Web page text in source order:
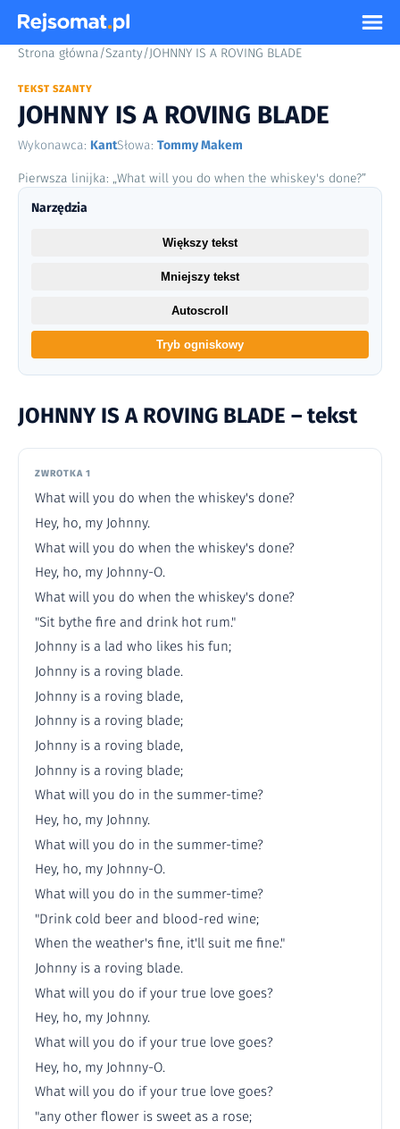
Strona główna/Szanty/JOHNNY IS A ROVING BLADE
TEKST SZANTY
JOHNNY IS A ROVING BLADE
Wykonawca: KantSłowa: Tommy Makem
Pierwsza linijka: „What will you do when the whiskey's done?”
JOHNNY IS A ROVING BLADE – tekst
ZWROTKA 1
What will you do when the whiskey's done?
Hey, ho, my Johnny.
What will you do when the whiskey's done?
Hey, ho, my Johnny-O.
What will you do when the whiskey's done?
"Sit bythe fire and drink hot rum."
Johnny is a lad who likes his fun;
Johnny is a roving blade.
Johnny is a roving blade,
Johnny is a roving blade;
Johnny is a roving blade,
Johnny is a roving blade;
What will you do in the summer-time?
Hey, ho, my Johnny.
What will you do in the summer-time?
Hey, ho, my Johnny-O.
What will you do in the summer-time?
"Drink cold beer and blood-red wine;
When the weather's fine, it'll suit me fine."
Johnny is a roving blade.
What will you do if your true love goes?
Hey, ho, my Johnny.
What will you do if your true love goes?
Hey, ho, my Johnny-O.
What will you do if your true love goes?
"any other flower is sweet as a rose;
Narzędzia
Większy tekst
Mniejszy tekst
Autoscroll
Tryb ogniskowy